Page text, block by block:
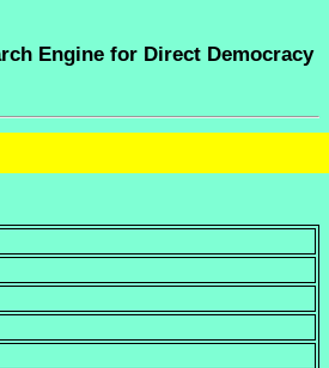
Engine for Direct Democracy